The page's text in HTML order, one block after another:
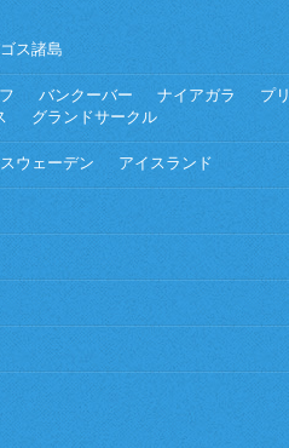
ス諸島
バンクーバー ナイアガラ プ
グランドサークル
スウェーデン アイスランド